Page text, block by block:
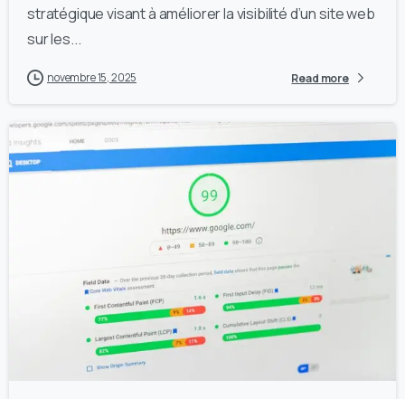
stratégique visant à améliorer la visibilité d’un site web
sur les...
novembre 15, 2025 Read more